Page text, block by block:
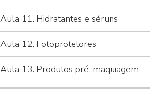
Aula 11. Hidratantes e séruns
Aula 12. Fotoprotetores
Aula 13. Produtos pré-maquiagem